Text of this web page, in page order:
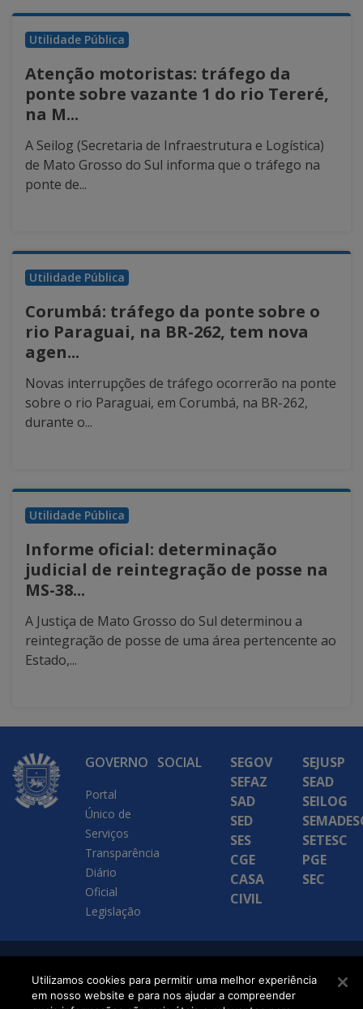
Utilidade Pública
Atenção motoristas: tráfego da
ponte sobre vazante 1 do rio Tereré,
na M...
A Seilog (Secretaria de Infraestrutura e Logística)
de Mato Grosso do Sul informa que o tráfego na
ponte de...
Utilidade Pública
Corumbá: tráfego da ponte sobre o
rio Paraguai, na BR-262, tem nova
agen...
Novas interrupções de tráfego ocorrerão na ponte
sobre o rio Paraguai, em Corumbá, na BR-262,
durante o...
Utilidade Pública
Informe oficial: determinação
judicial de reintegração de posse na
MS-38...
A Justiça de Mato Grosso do Sul determinou a
reintegração de posse de uma área pertencente ao
Estado,...
GOVERNO
Portal
Único de
Serviços
Transparência
Diário
Oficial
Legislação
SOCIAL
SEGOV
SEFAZ
SAD
SED
SES
CGE
CASA
CIVIL
SEJUSP
SEAD
SEILOG
SETESC
PGE
SEC
SETDIG | Secretaria-
Executiva de
Utilizamos cookies para permitir uma melhor experiência
em nosso website e para nos ajudar a compreender